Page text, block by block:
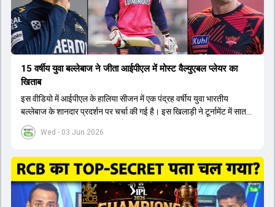
Wed - 03 Jun 2026
15 वर्षीय युवा बल्लेबाज ने जीता आईपीएल में मोस्ट वैल्युएबल प्लेयर का
खिताब
इस वीडियो में आईपीएल के हालिया सीजन में एक पंद्रह वर्षीय युवा भारतीय
बल्लेबाज के शानदार प्रदर्शन पर चर्चा की गई है। इस खिलाड़ी ने टूर्नामेंट में सात
सौ छिहत्तर रन बनाकर ऑरेंज कैप और मोस्ट वैल्युएबल प्लेयर का खिताब अपने नाम
किया है। वीडियो में बताया गया है कि ऑस्ट्रेलियाई टीम के वर्तमान कप्तान और
ऑस्ट्रेलियाई कप्तान के अनुसार, शुरुआत में लोगों को इस खिलाड़ी के प्रदर्शन पर
संदेह था, लेकिन अब उसने खुद को एक बेहतरीन बल्लेबाज साबित कर दिया है जो
गेंद को बाउंड्री के काफी पार मारने की क्षमता रखता है। वहीं, इंग्लैंड के पूर्व कप्तान
ने कहा कि टूर्नामेंट जीतने वाली टीम के अलावा इस सीजन की सबसे बड़ी बात इस